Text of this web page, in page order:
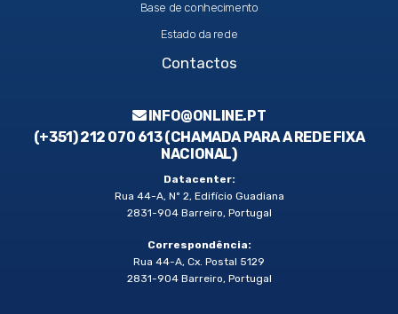
Base de conhecimento
Estado da rede
Contactos
INFO@ONLINE.PT
(+351) 212 070 613 (CHAMADA PARA A REDE FIXA
NACIONAL)
Datacenter:
Rua 44-A, Nº 2, Edifício Guadiana
2831-904 Barreiro, Portugal
Correspondência:
Rua 44-A, Cx. Postal 5129
2831-904 Barreiro, Portugal